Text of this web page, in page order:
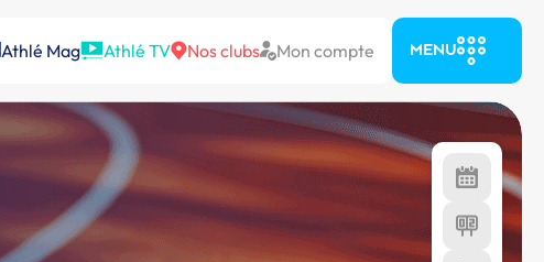
Athlé Mag Athlé TV Nos clubs Mon compte MENU